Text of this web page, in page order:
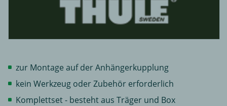
zur Montage auf der Anhängerkupplung
kein Werkzeug oder Zubehör erforderlich
Komplettset - besteht aus Träger und Box